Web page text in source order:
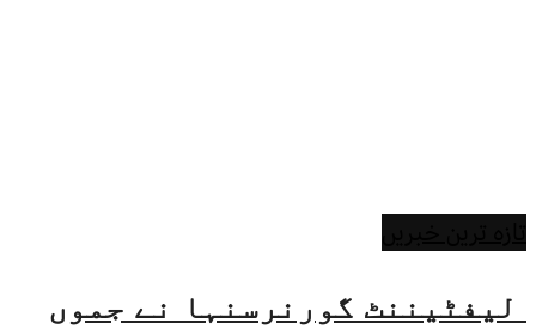
لیفٹیننٹ گورنرسنہا نے جموں